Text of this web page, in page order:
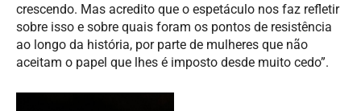
crescendo. Mas acredito que o espetáculo nos faz refletir
sobre isso e sobre quais foram os pontos de resistência
ao longo da história, por parte de mulheres que não
aceitam o papel que lhes é imposto desde muito cedo”.